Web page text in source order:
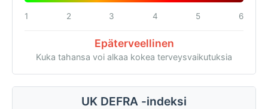
1 2 3 4 5 6
Epäterveellinen
Kuka tahansa voi alkaa kokea terveysvaikutuksia
UK DEFRA -indeksi